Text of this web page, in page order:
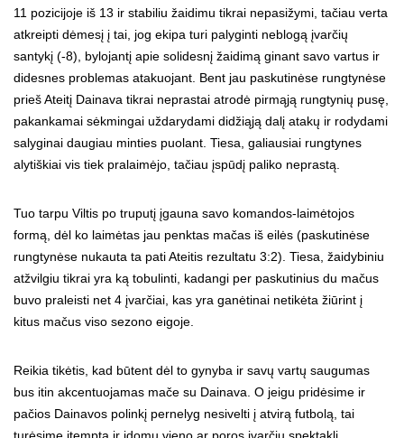
11 pozicijoje iš 13 ir stabiliu žaidimu tikrai nepasižymi, tačiau verta
atkreipti dėmesį į tai, jog ekipa turi palyginti neblogą įvarčių
santykį (-8), bylojantį apie solidesnį žaidimą ginant savo vartus ir
didesnes problemas atakuojant. Bent jau paskutinėse rungtynėse
prieš Ateitį Dainava tikrai neprastai atrodė pirmąją rungtynių pusę,
pakankamai sėkmingai uždarydami didžiąją dalį atakų ir rodydami
salyginai daugiau minties puolant. Tiesa, galiausiai rungtynes
alytiškiai vis tiek pralaimėjo, tačiau įspūdį paliko neprastą.
Tuo tarpu Viltis po truputį įgauna savo komandos-laimėtojos
formą, dėl ko laimėtas jau penktas mačas iš eilės (paskutinėse
rungtynėse nukauta ta pati Ateitis rezultatu 3:2). Tiesa, žaidybiniu
atžvilgiu tikrai yra ką tobulinti, kadangi per paskutinius du mačus
buvo praleisti net 4 įvarčiai, kas yra ganėtinai netikėta žiūrint į
kitus mačus viso sezono eigoje.
Reikia tikėtis, kad būtent dėl to gynyba ir savų vartų saugumas
bus itin akcentuojamas mače su Dainava. O jeigu pridėsime ir
pačios Dainavos polinkį pernelyg nesivelti į atvirą futbolą, tai